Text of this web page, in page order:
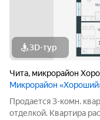
3D-тур
Чита, микрорайон
Микрорайон
Продается 3-комн.
отделкой. Квартира